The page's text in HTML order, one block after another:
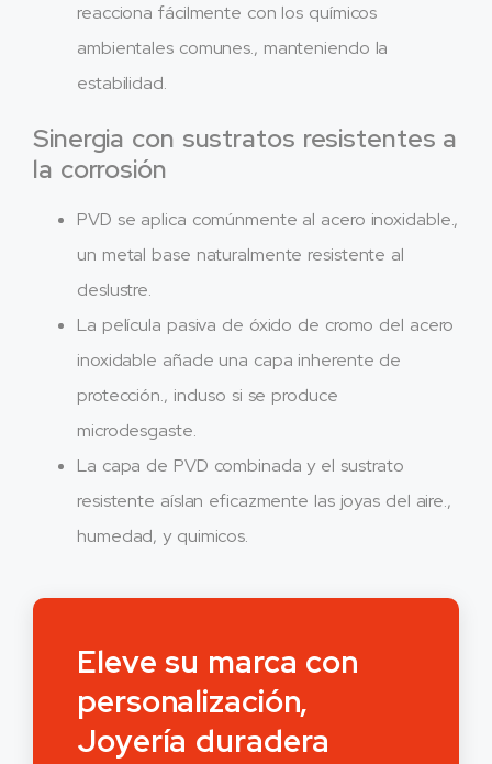
reacciona fácilmente con los químicos
ambientales comunes., manteniendo la
estabilidad.
Sinergia con sustratos resistentes a
la corrosión
PVD se aplica comúnmente al acero inoxidable.,
un metal base naturalmente resistente al
deslustre.
La película pasiva de óxido de cromo del acero
inoxidable añade una capa inherente de
protección., incluso si se produce
microdesgaste.
La capa de PVD combinada y el sustrato
resistente aíslan eficazmente las joyas del aire.,
humedad, y quimicos.
Eleve su marca con
personalización,
Joyería duradera